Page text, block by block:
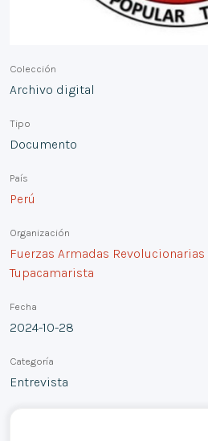
Colección
Archivo digital
Tipo
Documento
País
Perú
Organización
Fuerzas Armadas
Tupacamarista
Fecha
2024-10-28
Categoría
Entrevista